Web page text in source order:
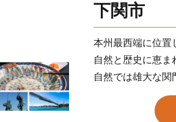
下関市
本州最西端に位置
自然と歴史に恵ま
自然では雄大な関
歴史では源平壇